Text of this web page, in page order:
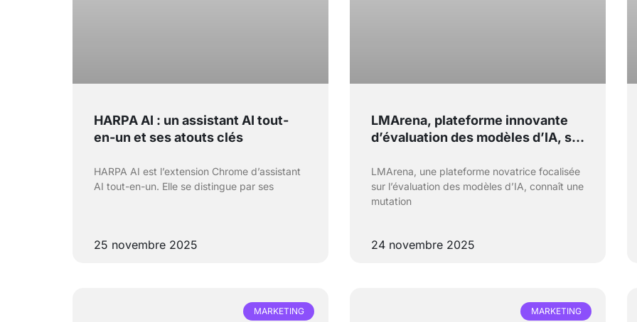
HARPA AI : un assistant AI tout-
en-un et ses atouts clés
HARPA AI est l’extension Chrome d’assistant
AI tout-en-un. Elle se distingue par ses
25 novembre 2025
LMArena, plateforme innovante
d’évaluation des modèles d’IA, se
LMArena, une plateforme novatrice focalisée
sur l’évaluation des modèles d’IA, connaît une
mutation
24 novembre 2025
MARKETING MARKETING